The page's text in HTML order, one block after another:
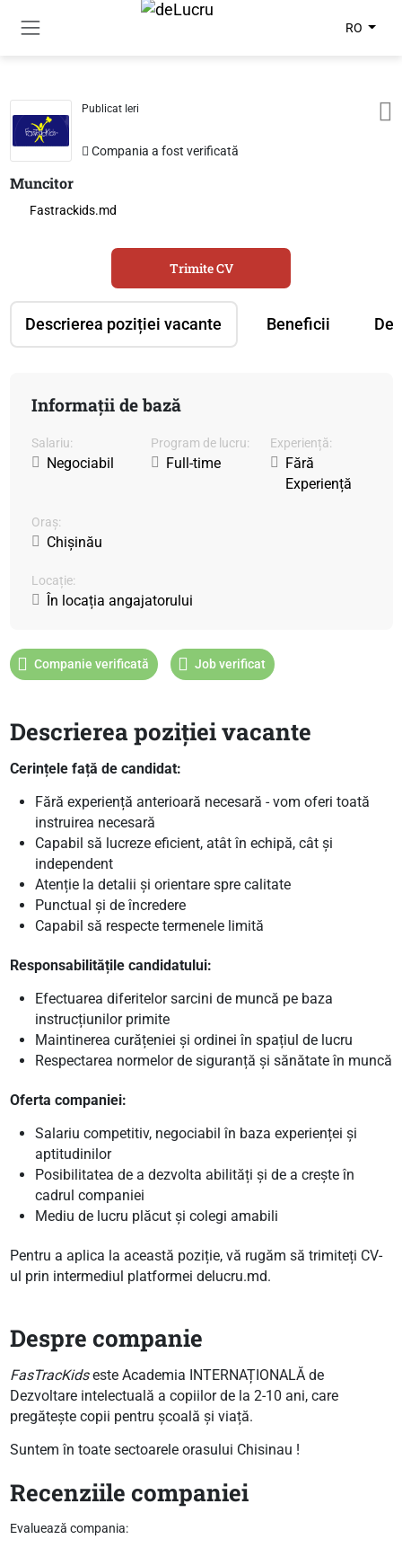
RO
Publicat Ieri
Compania a fost verificată
Muncitor
Fastrackids.md
Descrierea poziției vacante Beneficii
Trimite CV
Informații de bază
Salariu:
Negociabil
Program de lucru:
Full-time
Experiență:
Fără
Experiență
Oraș:
Chișinău
Locație:
În locația angajatorului
Companie verificată Job verificat
Descrierea poziției vacante
Cerințele față de candidat:
Fără experiență anterioară necesară - vom oferi toată
instruirea necesară
Capabil să lucreze eficient, atât în echipă, cât și
independent
Atenție la detalii și orientare spre calitate
Punctual și de încredere
Capabil să respecte termenele limită
Responsabilitățile candidatului:
Efectuarea diferitelor sarcini de muncă pe baza
instrucțiunilor primite
Maintinerea curățeniei și ordinei în spațiul de lucru
Respectarea normelor de siguranță și sănătate în muncă
Oferta companiei:
Salariu competitiv, negociabil în baza experienței și
aptitudinilor
Posibilitatea de a dezvolta abilități și de a crește în
cadrul companiei
Mediu de lucru plăcut și colegi amabili
Pentru a aplica la această poziție, vă rugăm să trimiteți CV-
ul prin intermediul platformei delucru.md.
Despre companie
FasTracKidseste Academia INTERNAȚIONALĂ de
Dezvoltare intelectuală a copiilor de la 2-10 ani, care
pregătește copii pentru școală și viață.
Suntem în toate sectoarele orasului Chisinau !
Recenziile companiei
Evaluează compania: